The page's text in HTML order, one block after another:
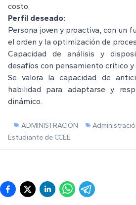
costo.
Perfil deseado:
Persona joven y proactiva, con un
el orden y la optimización de
Capacidad de análisis y
desafíos con pensamiento crítico
Se valora la capacidad de
habilidad para adaptarse y
dinámico.
ADMINISTRACIÓN
Estudiante de CCEE